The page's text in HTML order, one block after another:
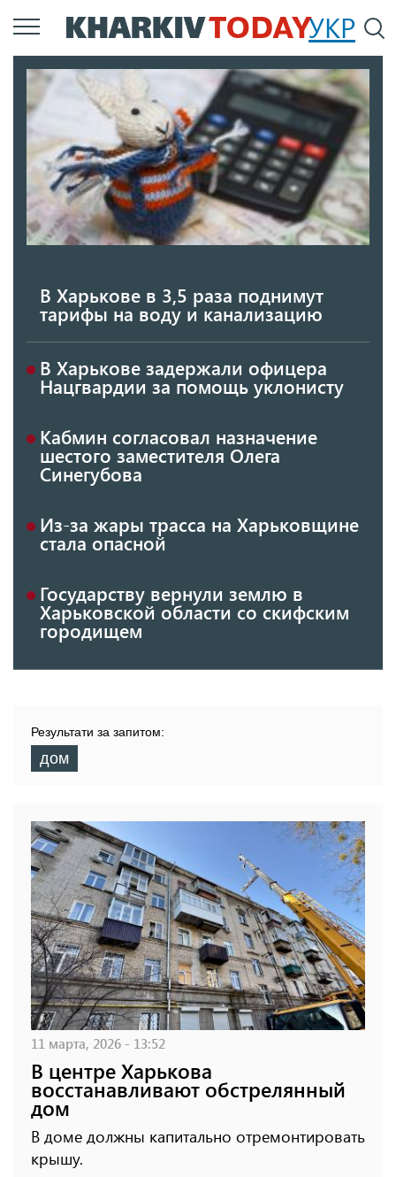
Перейти
к
содержанию
УКР
В Харькове в 3,5 раза поднимут
тарифы на воду и канализацию
В Харькове задержали офицера
Нацгвардии за помощь уклонисту
Кабмин согласовал назначение
шестого заместителя Олега
Синегубова
Из-за жары трасса на Харьковщине
стала опасной
Государству вернули землю в
Харьковской области со скифским
городищем
Результати за запитом:
дом
11 марта, 2026 - 13:52
В центре Харькова
восстанавливают обстрелянный
дом
В доме должны капитально отремонтировать
крышу.